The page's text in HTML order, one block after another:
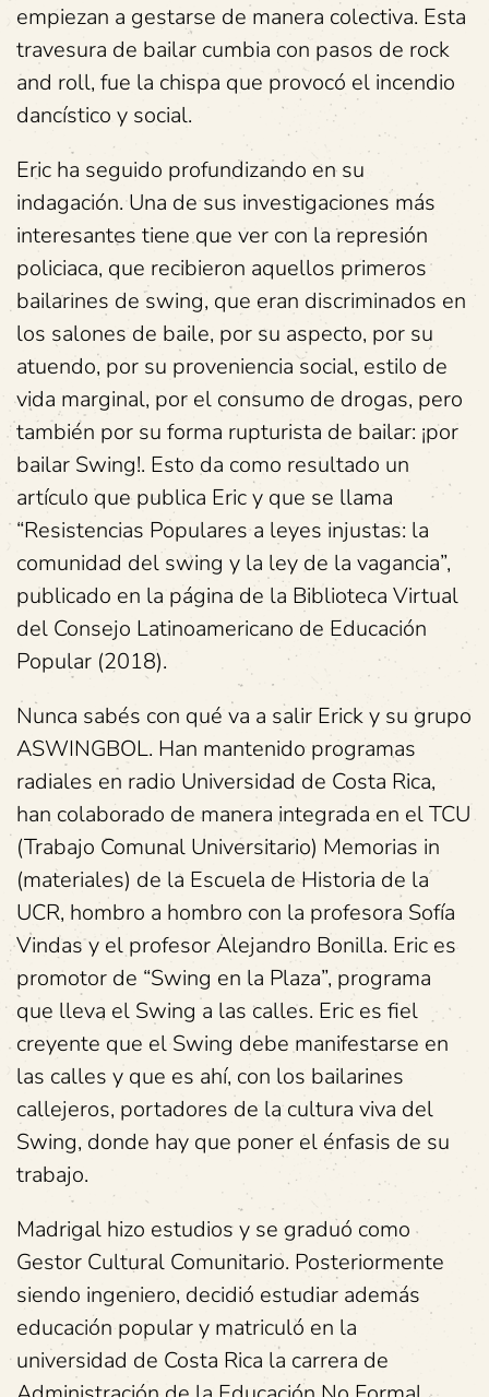
empiezan a gestarse de manera colectiva. Esta
travesura de bailar cumbia con pasos de rock
and roll, fue la chispa que provocó el incendio
dancístico y social.
Eric ha seguido profundizando en su
indagación. Una de sus investigaciones más
interesantes tiene que ver con la represión
policiaca, que recibieron aquellos primeros
bailarines de swing, que eran discriminados en
los salones de baile, por su aspecto, por su
atuendo, por su proveniencia social, estilo de
vida marginal, por el consumo de drogas, pero
también por su forma rupturista de bailar: ¡por
bailar Swing!. Esto da como resultado un
artículo que publica Eric y que se llama
“Resistencias Populares a leyes injustas: la
comunidad del swing y la ley de la vagancia”,
publicado en la página de la Biblioteca Virtual
del Consejo Latinoamericano de Educación
Popular (2018).
Nunca sabés con qué va a salir Erick y su grupo
ASWINGBOL. Han mantenido programas
radiales en radio Universidad de Costa Rica,
han colaborado de manera integrada en el TCU
(Trabajo Comunal Universitario) Memorias in
(materiales) de la Escuela de Historia de la
UCR, hombro a hombro con la profesora Sofía
Vindas y el profesor Alejandro Bonilla. Eric es
promotor de “Swing en la Plaza”, programa
que lleva el Swing a las calles. Eric es fiel
creyente que el Swing debe manifestarse en
las calles y que es ahí, con los bailarines
callejeros, portadores de la cultura viva del
Swing, donde hay que poner el énfasis de su
trabajo.
Madrigal hizo estudios y se graduó como
Gestor Cultural Comunitario. Posteriormente
siendo ingeniero, decidió estudiar además
educación popular y matriculó en la
universidad de Costa Rica la carrera de